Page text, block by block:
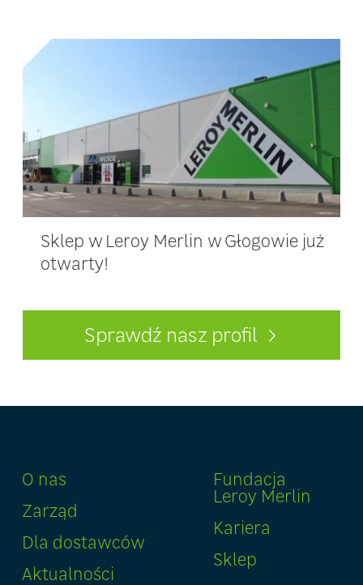
Sprawdź nasz profil
Sklep w Leroy Merlin w Głogowie już
otwarty!
O nas
Zarząd
Dla dostawców
Aktualności
Fundacja
Leroy Merlin
Kariera
Sklep